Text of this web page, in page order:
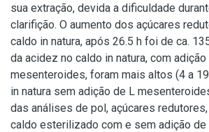
sua extração, devida a dificuldade
clarifição. O aumento dos açúcares
caldo in natura, após 26.5 h foi de ca.
da acidez no caldo in natura, com adição
mesenteroides, foram mais altos (4 a
in natura sem adição de L
das análises de pol, açúcares
caldo esterilizado com e sem adição